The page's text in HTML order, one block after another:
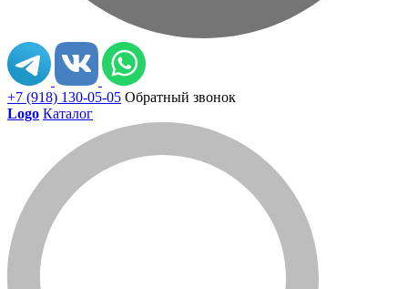
+7 (918) 130-05-05 Обратный звонок
Logo Каталог